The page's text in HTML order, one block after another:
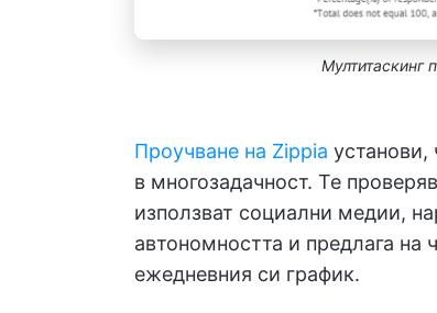
Мултитаскинг
Проучване на Zippia установи,
в многозадачност. Те
използват социални медии,
автономността и предлага на
ежедневния си график.